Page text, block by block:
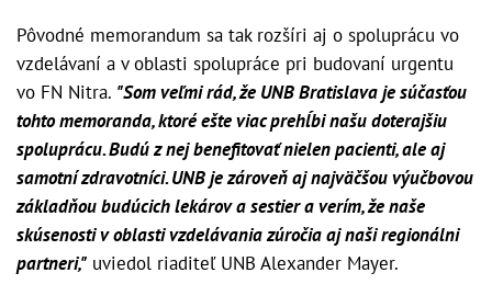
Pôvodné memorandum sa tak rozšíri aj o spoluprácu vo
vzdelávaní a v oblasti spolupráce pri budovaní urgentu
vo FN Nitra. "Som veľmi rád, že UNB Bratislava je súčasťou
tohto memoranda, ktoré ešte viac prehĺbi našu doterajšiu
spoluprácu. Budú z nej benefitovať nielen pacienti, ale aj
samotní zdravotníci. UNB je zároveň aj najväčšou výučbovou
základňou budúcich lekárov a sestier a verím, že naše
skúsenosti v oblasti vzdelávania zúročia aj naši regionálni
partneri," uviedol riaditeľ UNB Alexander Mayer.